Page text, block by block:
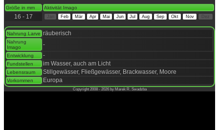
Größe in mm Aktivität Imago
16 - 17 Feb Mär Apr Mai Jun Jul Aug Sep Okt Nov Dez
Nahrung Larve räuberisch
Nahrung
Imago
-
Entwicklung -
Fundstellen im Wasser, auch am Licht
Lebensraum Stillgewässer, Fließgewässer, Brackwasser, Moore
Vorkommen Europa
Copyright 2008 - 2026 by Marek R. Swadzba